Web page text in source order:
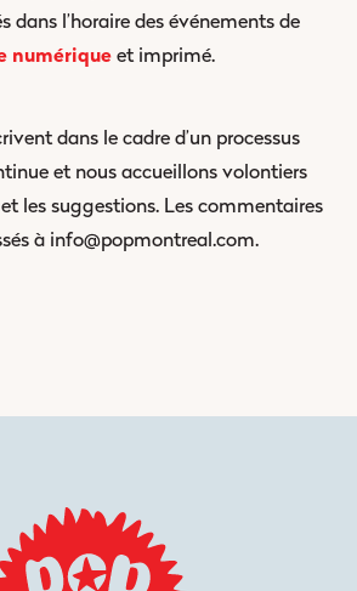
dans l’horaire des événements de
numérique et imprimé.
dans le cadre d’un processus
et nous accueillons volontiers
les suggestions. Les commentaires
à info@popmontreal.com.